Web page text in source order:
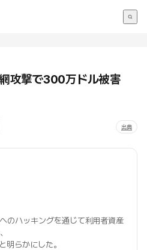
攻撃で300万ドル被害
出典
のハッキングを通じて利用者資産
明らかにした。